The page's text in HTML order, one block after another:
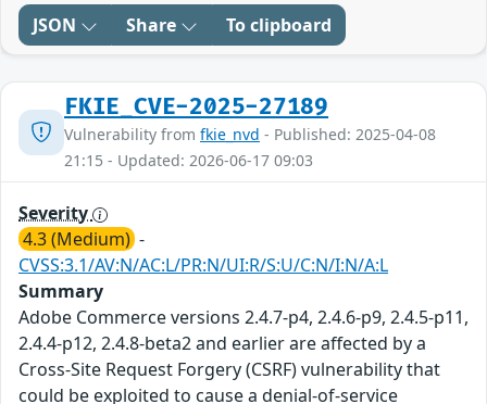
JSON Share To clipboard
FKIE_CVE-2025-27189
Vulnerability from fkie_nvd - Published: 2025-04-08
21:15 - Updated: 2026-06-17 09:03
Severity
4.3 (Medium) -
CVSS:3.1/AV:N/AC:L/PR:N/UI:R/S:U/C:N/I:N/A:L
Summary
Adobe Commerce versions 2.4.7-p4, 2.4.6-p9, 2.4.5-p11,
2.4.4-p12, 2.4.8-beta2 and earlier are affected by a
Cross-Site Request Forgery (CSRF) vulnerability that
could be exploited to cause a denial-of-service